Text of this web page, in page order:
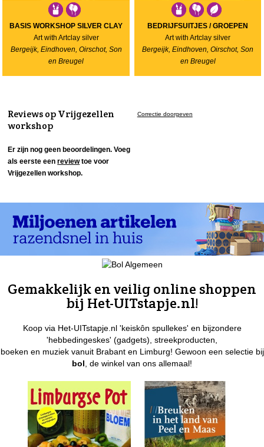
BASIS WORKSHOP SILVER CLAY
Art with Artclay silver
Bergeijk, Eindhoven, Oirschot, Son
en Breugel
BEDRIJFSUITJES / GROEPEN
Art with Artclay silver
Bergeijk, Eindhoven, Oirschot, Son
en Breugel
Reviews op Vrijgezellen
workshop
Er zijn nog geen beoordelingen. Voeg
als eerste eenreviewtoe voor
Vrijgezellen workshop.
Correctie doorgeven
Gemakkelijk en veilig online shoppen
bij Het-UITstapje.nl!
Koop via Het-UITstapje.nl 'keiskôn spullekes' en bijzondere
'hebbedingeskes' (gadgets), streekproducten,
boeken en muziek vanuit Brabant en Limburg! Gewoon een selectie bij
bol , de winkel van ons allemaal!